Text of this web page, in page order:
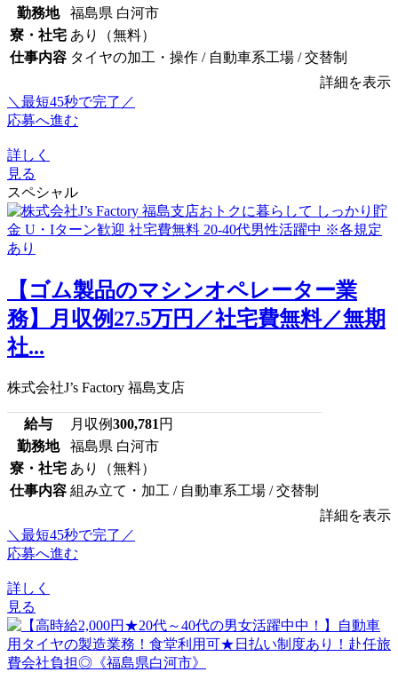
勤務地
福島県 白河市
寮・社宅 あり（無料）
仕事内容 タイヤの加工・操作 / 自動車系工場 / 交替制
詳細を表示
＼最短45秒で完了／
応募へ進む
詳しく
見る
スペシャル
【ゴム製品のマシンオペレーター業
務】月収例27.5万円／社宅費無料／無期
社...
株式会社J’s Factory 福島支店
給与 月収例300,781 円
勤務地
福島県 白河市
寮・社宅 あり（無料）
仕事内容 組み立て・加工 / 自動車系工場 / 交替制
詳細を表示
＼最短45秒で完了／
応募へ進む
詳しく
見る